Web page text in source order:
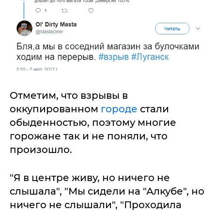
Отметим, что взрывы в
оккупированном городе стали
обыденностью, поэтому многие
горожане так и не поняли, что
произошло.
"Я в центре живу, но ничего не
слышала", "Мы сидели на "Алкубе", но
ничего не слышали", "Проходила